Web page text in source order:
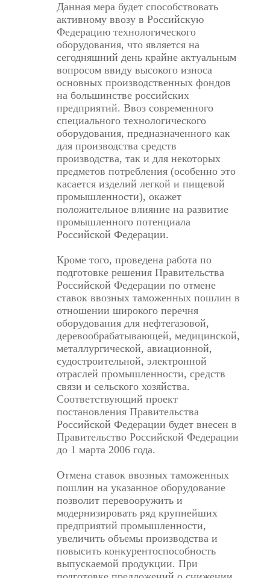
Данная мера будет способствовать
активному ввозу в Российскую
Федерацию технологического
оборудования, что является на
сегодняшний день крайне актуальным
вопросом ввиду высокого износа
основных производственных фондов
на большинстве российских
предприятий. Ввоз современного
специального технологического
оборудования, предназначенного как
для производства средств
производства, так и для некоторых
предметов потребления (особенно это
касается изделий легкой и пищевой
промышленности), окажет
положительное влияние на развитие
промышленного потенциала
Российской Федерации.
Кроме того, проведена работа по
подготовке решения Правительства
Российской Федерации по отмене
ставок ввозных таможенных пошлин в
отношении широкого перечня
оборудования для нефтегазовой,
деревообрабатывающей, медицинской,
металлургической, авиационной,
судостроительной, электронной
отраслей промышленности, средств
связи и сельского хозяйства.
Соответствующий проект
постановления Правительства
Российской Федерации будет внесен в
Правительство Российской Федерации
до 1 марта 2006 года.
Отмена ставок ввозных таможенных
пошлин на указанное оборудование
позволит перевооружить и
модернизировать ряд крупнейших
предприятий промышленности,
увеличить объемы производства и
повысить конкурентоспособность
выпускаемой продукции. При